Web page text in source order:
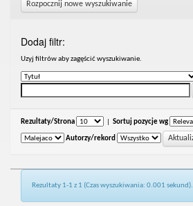
Rozpocznij nowe wyszukiwanie
Dodaj filtr:
Uzyj filtrów aby zagęścić wyszukiwanie.
Rezultaty/Strona Sortuj pozycje wg
Autorzy/rekord
Rezultaty 1-1 z 1 (Czas wyszukiwania: 0.001 sekund).